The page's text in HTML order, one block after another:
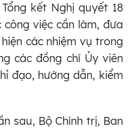
kết Nghị quyết 18
việc cần làm, đưa
các nhiệm vụ trong
các đồng chí Ủy viên
đạo, hướng dẫn, kiểm
sau, Bộ Chính trị, Ban